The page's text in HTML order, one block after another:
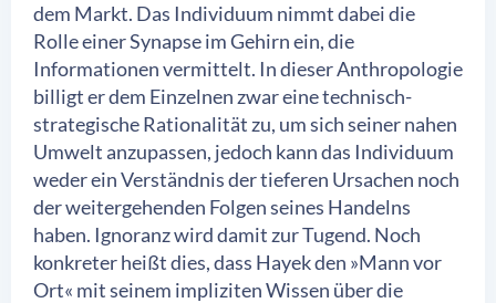
dem Markt. Das Individuum nimmt dabei die
Rolle einer Synapse im Gehirn ein, die
Informationen vermittelt. In dieser Anthropologie
billigt er dem Einzelnen zwar eine technisch-
strategische Rationalität zu, um sich seiner nahen
Umwelt anzupassen, jedoch kann das Individuum
weder ein Verständnis der tieferen Ursachen noch
der weitergehenden Folgen seines Handelns
haben. Ignoranz wird damit zur Tugend. Noch
konkreter heißt dies, dass Hayek den »Mann vor
Ort« mit seinem impliziten Wissen über die